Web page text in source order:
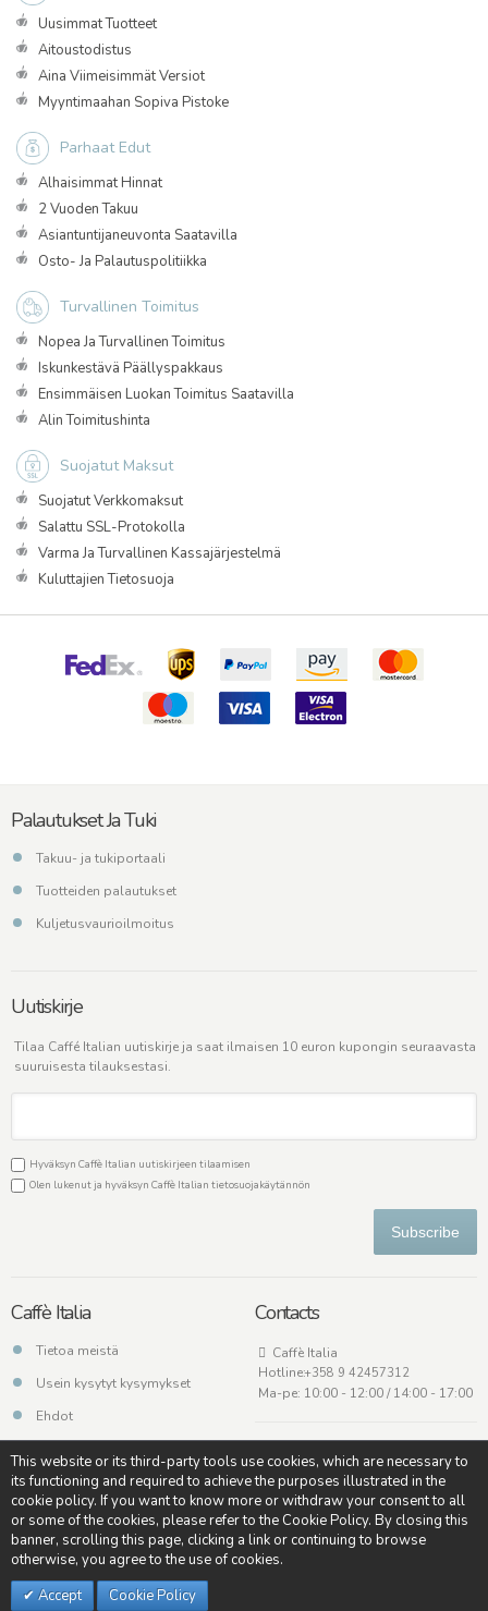
Uusimmat Tuotteet
Aitoustodistus
Aina Viimeisimmät Versiot
Myyntimaahan Sopiva Pistoke
Parhaat Edut
Alhaisimmat Hinnat
2 Vuoden Takuu
Asiantuntijaneuvonta Saatavilla
Osto- Ja Palautuspolitiikka
Turvallinen Toimitus
Nopea Ja Turvallinen Toimitus
Iskunkestävä Päällyspakkaus
Ensimmäisen Luokan Toimitus Saatavilla
Alin Toimitushinta
Suojatut Maksut
Suojatut Verkkomaksut
Salattu SSL-Protokolla
Varma Ja Turvallinen Kassajärjestelmä
Kuluttajien Tietosuoja
Palautukset Ja Tuki
Takuu- ja tukiportaali
Tuotteiden palautukset
Kuljetusvaurioilmoitus
Uutiskirje
Tilaa Caffé Italian uutiskirje ja saat ilmaisen 10 euron kupongin seuraavasta
suuruisesta tilauksestasi.
Hyväksyn Caffè Italian uutiskirjeen tilaamisen
Olen lukenut ja hyväksyn Caffè Italian tietosuojakäytännön
Subscribe
Caffè Italia
Tietoa meistä
Usein kysytyt kysymykset
Ehdot
Contacts
Caffè Italia
Hotline:+358 9 42457312
Ma-pe: 10:00 - 12:00 / 14:00 - 17:00
Copyright © - Caffè Italia - All rights reserved - Credits:
This website or its third-party tools use cookies, which are necessary to
its functioning and required to achieve the purposes illustrated in the
cookie policy. If you want to know more or withdraw your consent to all
or some of the cookies, please refer to the Cookie Policy. By closing this
banner, scrolling this page, clicking a link or continuing to browse
otherwise, you agree to the use of cookies.
Accept
Cookie Policy